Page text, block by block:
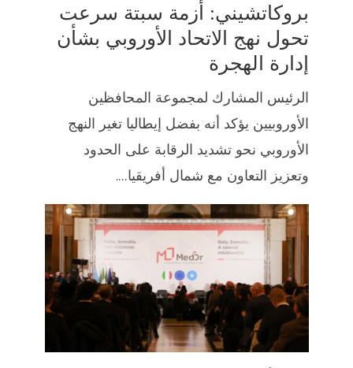
بروكاتشيني: أزمة سبتة سرعت
تحول نهج الاتحاد الأوروبي بشأن
إدارة الهجرة
الرئيس المشارك لمجموعة المحافظين
الأوروبيين يؤكد أنه بفضل إيطاليا تغير النهج
الأوروبي نحو تشديد الرقابة على الحدود
وتعزيز التعاون مع شمال أفريقيا....